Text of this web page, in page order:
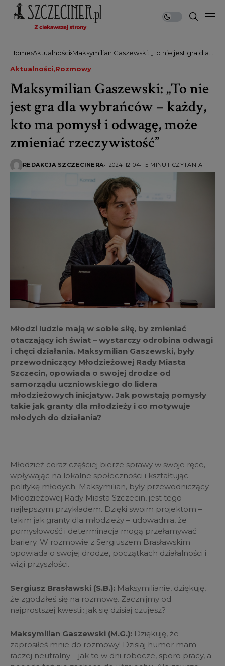
Home Aktualności Maksymilian Gaszewski: „To nie jest gra dla
odwagę, może zmieniać rzeczywistość”
Aktualności Rozmowy
Maksymilian Gaszewski: „To nie
jest gra dla wybrańców – każdy,
kto ma pomysł i odwagę, może
zmieniać rzeczywistość”
REDAKCJA SZCZECINERA 2024-12-04 5 MINUT CZYTANIA
Młodzi ludzie mają w sobie siłę, by zmieniać
otaczający ich świat – wystarczy odrobina odwagi
i chęci działania. Maksymilian Gaszewski, były
przewodniczący Młodzieżowej Rady Miasta
Szczecin, opowiada o swojej drodze od
samorządu uczniowskiego do lidera
młodzieżowych inicjatyw. Jak powstają pomysły
takie jak granty dla młodzieży i co motywuje
młodych do działania?
Młodzież coraz częściej bierze sprawy w swoje ręce,
wpływając na lokalne społeczności i kształtując
politykę młodych. Maksymilian, były przewodniczący
Młodzieżowej Rady Miasta Szczecin, jest tego
najlepszym przykładem. Dzięki swoim projektom –
takim jak granty dla młodzieży – udowadnia, że
pomysłowość i determinacja mogą przełamywać
bariery. W rozmowie z Sergiuszem Brasławskim
opowiada o swojej drodze, początkach działalności i
wizji przyszłości.
Sergiusz Brasławski (S.B.): Maksymilianie, dziękuję,
że zgodziłeś się na rozmowę. Zacznijmy od
najprostszej kwestii: jak się dzisiaj czujesz?
Maksymilian Gaszewski (M.G.): Dziękuję, że
zaprosiłeś mnie do rozmowy! Dzisiaj humor mam
raczej neutralny – jak to w dni robocze, sporo pracy, a